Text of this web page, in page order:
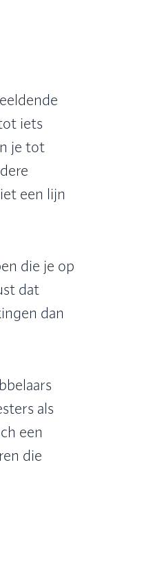
iets
je tot
een lijn
die je op
dat
dan
als
een
die